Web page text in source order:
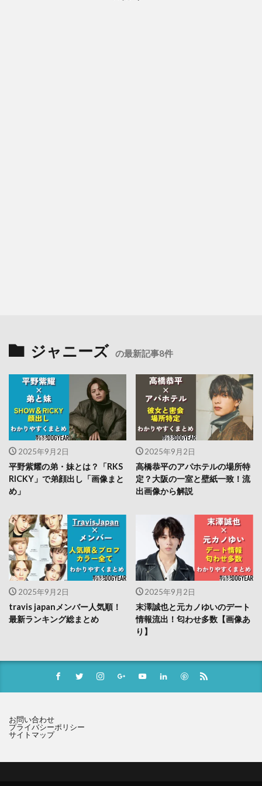
ジャニーズ の最新記事8件
2025年9月2日
平野紫耀の弟・妹とは？「RKS
RICKY」で弟顔出し「画像まと
め」
2025年9月2日
高橋恭平のアパホテルの場所特
定？大阪の一室と壁紙一致！流
出画像から解説
2025年9月2日
travis japanメンバー人気順！
最新ランキング総まとめ
2025年9月2日
末澤誠也と元カノゆいのデート
情報流出！匂わせ多数【画像あ
り】
お問い合わせ
プライバシーポリシー
サイトマップ